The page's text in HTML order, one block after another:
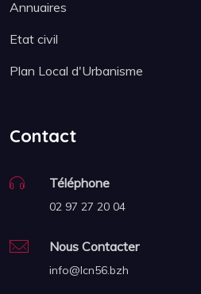
Annuaires
Etat civil
Plan Local d'Urbanisme
Contact
Téléphone
02 97 27 20 04
Nous Contacter
info@lcn56.bzh